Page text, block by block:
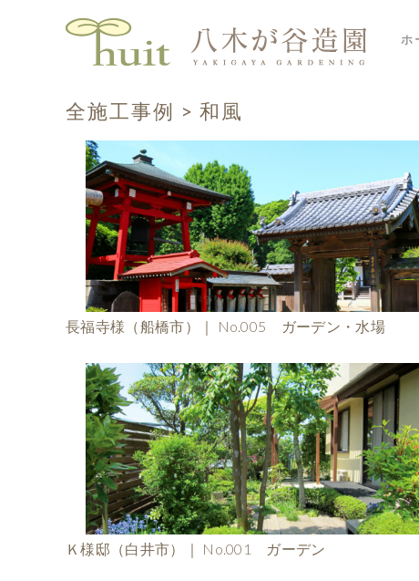
ホ
全施工事例 > 和風
長福寺様（船橋市）｜ No.005 ガーデン・水場
Ｋ様邸（白井市）｜ No.001 ガーデン